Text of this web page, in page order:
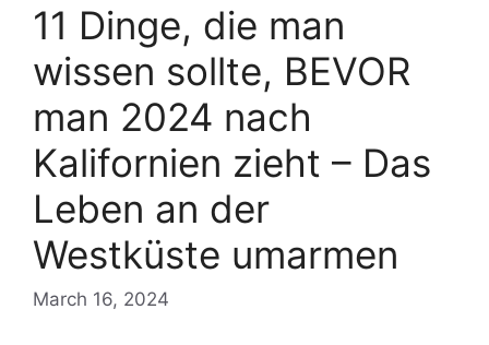
11 Dinge, die man
wissen sollte, BEVOR
man 2024 nach
Kalifornien zieht – Das
Leben an der
Westküste umarmen
March 16, 2024